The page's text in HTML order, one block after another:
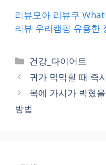
리뷰모아 리뷰쿠
리뷰 우리캠핑 유용한
Categories
건강_다이어트
귀가 먹먹할 때 즉
목에 가시가 박혔
방법